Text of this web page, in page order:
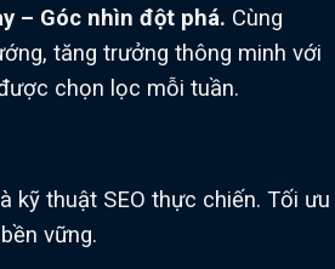
– Góc nhìn đột phá. Cùng
tăng trưởng thông minh với
chọn lọc mỗi tuần.
kỹ thuật SEO thực chiến. Tối ưu
vững.